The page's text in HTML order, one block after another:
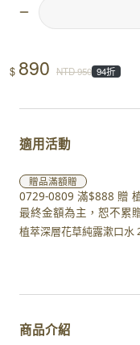
$ 890 NTD950 94折
適用活動
贈品滿額贈
0729-0809 滿$888 贈
最終金額為主，恕不累贈
植萃深層花草純露漱口水
商品介紹